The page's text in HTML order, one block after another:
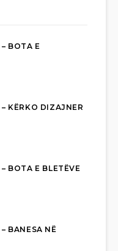
BOTA E
KËRKO DIZAJNER
BOTA E BLETËVE
BANESA NË